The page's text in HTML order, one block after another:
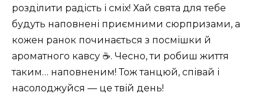
розділити радість і сміх! Хай свята для тебе
будуть наповнені приємними сюрпризами, а
кожен ранок починається з посмішки й
ароматного кавсу ☕. Чесно, ти робиш життя
таким… наповненим! Тож танцюй, співай і
насолоджуйся — це твій день!